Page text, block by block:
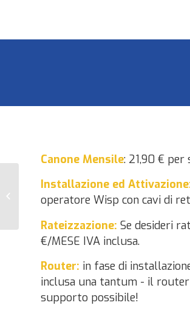
Canone Mensile: 21,90 € per
Installazione ed
operatore Wisp con cavi di
Rateizzazione: Se desideri
€/MESE IVA inclusa.
Router: in fase di
inclusa una tantum - il
supporto possibile!
Blu Home 30